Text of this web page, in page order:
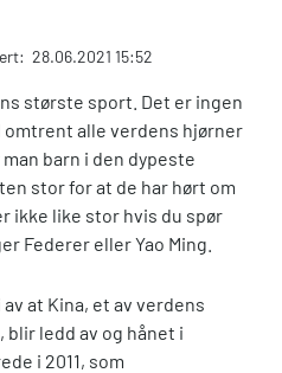
28.06.2021 15:52
største sport. Det er ingen
alle verdens hjørner
barn i den dypeste
stor for at de har hørt om
ikke like stor hvis du spør
Federer eller Yao Ming.
av at Kina, et av verdens
ledd av og hånet i
i 2011, som